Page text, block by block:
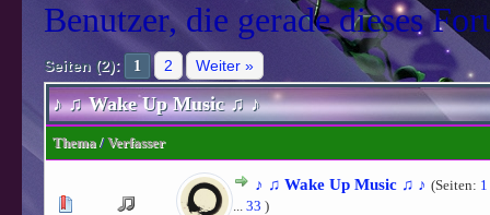
Benutzer, die gerade dieses
Seiten (2): 1 2 Weiter »
♪ ♫ Wake Up Music ♫ ♪
Thema /Verfasser
♪ ♫ Wake Up Music ♫ ♪ (Seiten: 1
... 33 )
3 Bewertung(en) - 4.33 von 5 durchschnittlich
12 34 5